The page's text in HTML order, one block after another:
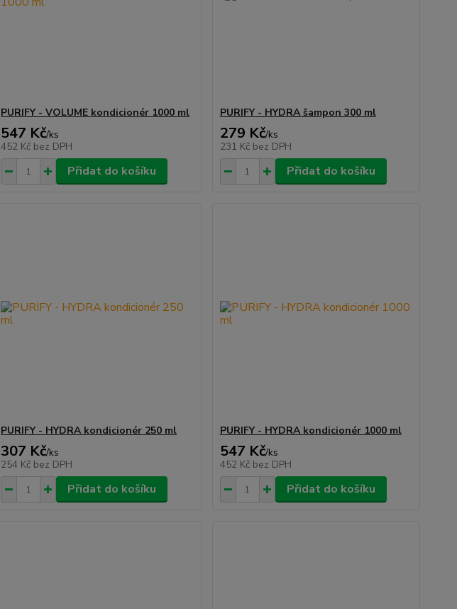
PURIFY - VOLUME kondicionér 1000 ml
547 Kč/ks
452 Kč bez DPH
Přidat do košíku
PURIFY - HYDRA šampon 300 ml
279 Kč/ks
231 Kč bez DPH
Přidat do košíku
PURIFY - HYDRA kondicionér 250 ml
307 Kč/ks
254 Kč bez DPH
Přidat do košíku
PURIFY - HYDRA kondicionér 1000 ml
547 Kč/ks
452 Kč bez DPH
Přidat do košíku